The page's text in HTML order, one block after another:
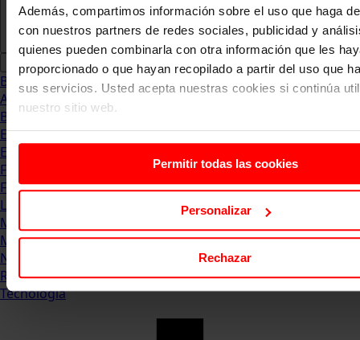
Además, compartimos información sobre el uso que haga
con nuestros partners de redes sociales, publicidad y
quienes pueden combinarla con otra información que les
proporcionado o que hayan recopilado a partir del uso que
sus servicios. Usted acepta nuestras cookies si continúa
nuestro sitio web.
Permitir todas las cookies
Personalizar
Rechazar
Blog
Abogacia
Business
Empleo & Emprendimiento
Empresas
Finanzas
Formación & Estudios
Luxury
Management
Marketing & Comunicación
Negocios
Recursos Humanos
Tecnología